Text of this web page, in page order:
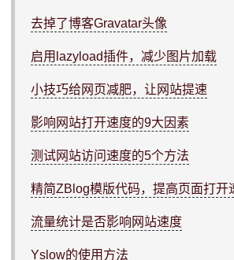
去掉了博客Gravatar头像
启用lazyload插件，减少图片加载
小技巧给网页减肥，让网站提速
影响网站打开速度的9大因素
测试网站访问速度的5个方法
精简ZBlog模版代码，提高页面打开
流量统计是否影响网站速度
Yslow的使用方法